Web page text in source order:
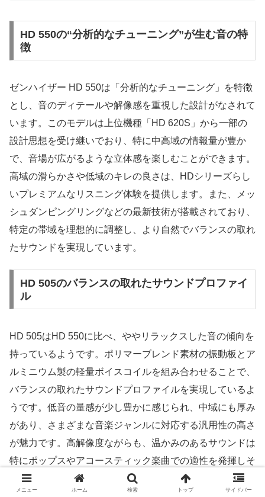
HD 550の“分析的なチューニング”が生む音の特
徴
ゼンハイザー HD 550は「分析的なチューニング」を特徴
とし、音のディテールや解像感を重視した設計がなされて
います。このモデルは上位機種「HD 620S」から一部の
設計思想を受け継いでおり、特に中高域の情報量が豊か
で、音場が広がるような立体感を楽しむことができます。
高域の滑らかさや低域のキレの良さは、HDシリーズらし
いプレミアムなリスニング体験を提供します。また、メッ
シュダンピングリングなどの最新技術が搭載されており、
特定の帯域を理想的に調整し、より自然でバランスの取れ
たサウンドを実現しています。
HD 505のバランスの取れたサウンドプロファイ
ル
HD 505はHD 550に比べ、ややリラックスした音の傾向を
持っているようです。ポリマーブレンド素材の振動板とア
ルミニウム製の軽量ボイスコイルを組み合わせることで、
バランスの取れたサウンドプロファイルを実現しているよ
うです。低音の量感が少し豊かに感じられ、中域にも厚み
があり、さまざまな音楽ジャンルに対応する汎用性の高さ
が魅力です。高解像度ながらも、温かみのあるサウンドは
特にポップスやアコースティック楽曲での適性を発揮しそ
うです。
メニュー ホーム 検索 トップ サイドバー